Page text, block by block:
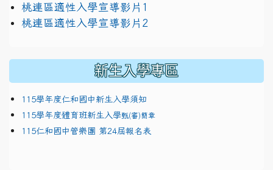
link to https://docs.google.com/presentation/d/
桃連區適性入學宣導影片1
link to https://docs.google.com/presentation/d/
桃連區適性入學宣導影片2
新生入學專區
115學年度仁和國中新生入學須知
115學年度體育班新生入學甄(審)簡章
115仁和國中管樂團 第24屆報名表